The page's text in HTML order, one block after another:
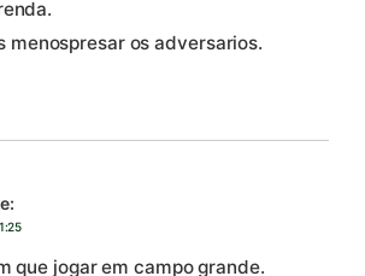
menospresar os adversarios.
que jogar em campo grande.